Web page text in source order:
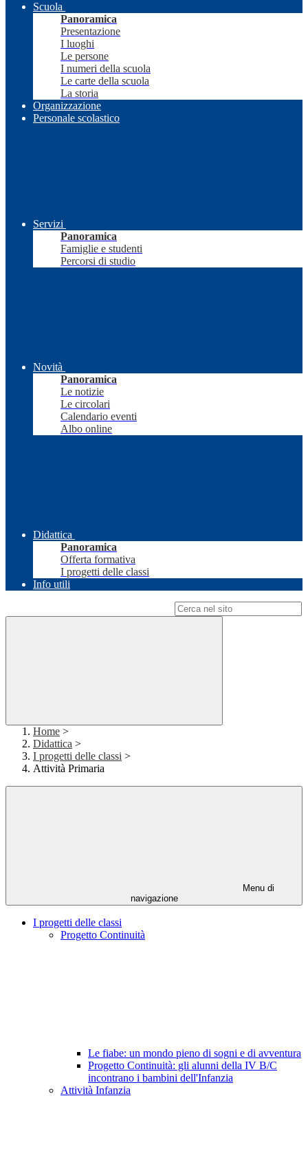
Scuola
Panoramica
Presentazione
I luoghi
Le persone
I numeri della scuola
Le carte della scuola
La storia
Organizzazione
Personale scolastico
Servizi
Panoramica
Famiglie e studenti
Percorsi di studio
Novità
Panoramica
Le notizie
Le circolari
Calendario eventi
Albo online
Didattica
Panoramica
Offerta formativa
I progetti delle classi
Info utili
Home >
Didattica >
I progetti delle classi >
Attività Primaria
Menu di
navigazione
I progetti delle classi
Progetto Continuità
Le fiabe: un mondo pieno di sogni e di avventura
Progetto Continuità: gli alunni della IV B/C
incontrano i bambini dell'Infanzia
Attività Infanzia